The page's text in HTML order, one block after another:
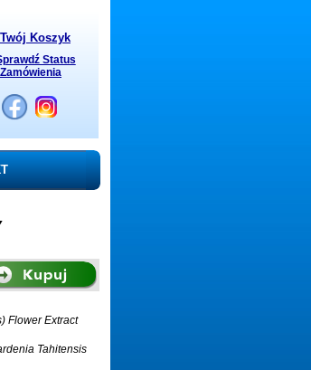
Twój Koszyk
Status
Zamówienia
Flower Extract
Tahitensis